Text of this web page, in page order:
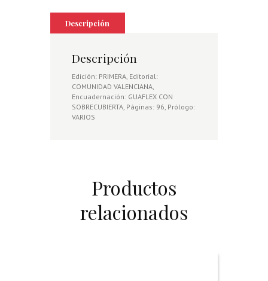
DE
CORTES
cantidad
Descripción
Descripción
Edición: PRIMERA, Editorial:
COMUNIDAD VALENCIANA,
Encuadernación: GUAFLEX CON
SOBRECUBIERTA, Páginas: 96, Prólogo:
VARIOS
Productos
relacionados